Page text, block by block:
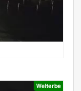
Welterbe